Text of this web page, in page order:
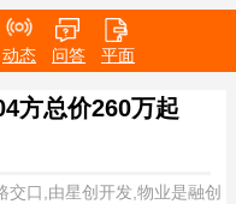
动态 问答 平面
方总价260万起
口,由星创开发,物业是融创